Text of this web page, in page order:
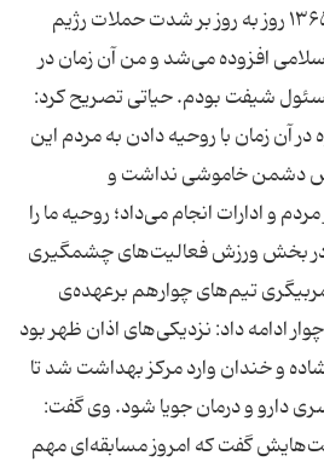
وی افزود: بهمن ماه سال ۱۳۶۵ روز به روز بر شدت حملات رژیم
افزوده می‌شد و من آن زمان در
شیفت بودم. حیاتی تصریح کرد:
آن زمان با روحیه دادن به مردم این
دشمن خاموشی نداشت و
و ادارات انجام می‌داد؛ روحیه ما را
در بخش ورزش فعالیت‌های چشمگیری
تیم‌های چوارهم برعهده‌ی
ادامه داد: نزدیکی‌های اذان ظهر بود
و خندان وارد مرکز بهداشت شد تا
دارو و درمان جویا شود. وی گفت:
گفت که امروز مسابقه‌ای مهم